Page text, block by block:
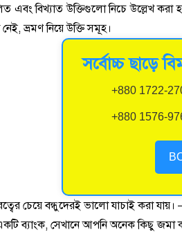
এবং বিখ্যাত উক্তিগুলো নিচে উল্লেখ
ভ্রমণ নিয়ে উক্তি সমূহ।
সর্বোচ্চ ছাড়ে
+880 1722-
+880 1576-
চেয়ে বন্ধুদেরই ভালো যাচাই করা
ব্যাংক, সেখানে আপনি অনেক কিছু জমা